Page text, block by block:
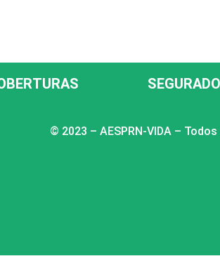
© 2023 – AESPRN-VIDA –